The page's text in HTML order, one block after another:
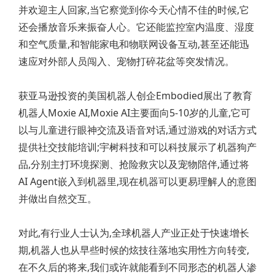
并欢迎主人回家,当它察觉到你今天心情不佳的时候,它
还会播放音乐来振奋人心。它还能监控室内温度、湿度
和空气质量,和智能家电和物联网设备互动,甚至还能迅
速应对外部人员闯入、宠物打碎花盆等突发情况。
获亚马逊投资的美国机器人创企Embodied展出了教育
机器人Moxie AI,Moxie AI主要面向5-10岁的儿童,它可
以与儿童进行眼神交流及语音对话,通过游戏的对话方式
提供社交技能培训;宇树科技和可以科技展示了机器狗产
品,分别主打环境探测、抢险救灾以及宠物陪伴,通过将
AI Agent嵌入到机器里,现在机器可以更易理解人的意图
并做出自然交互。
对此,有行业人士认为,全球机器人产业正处于快速增长
期,机器人也从早些时候的炫技往落地实用性方向转变,
在不久后的将来,我们或许就能看到不同形态的机器人渗